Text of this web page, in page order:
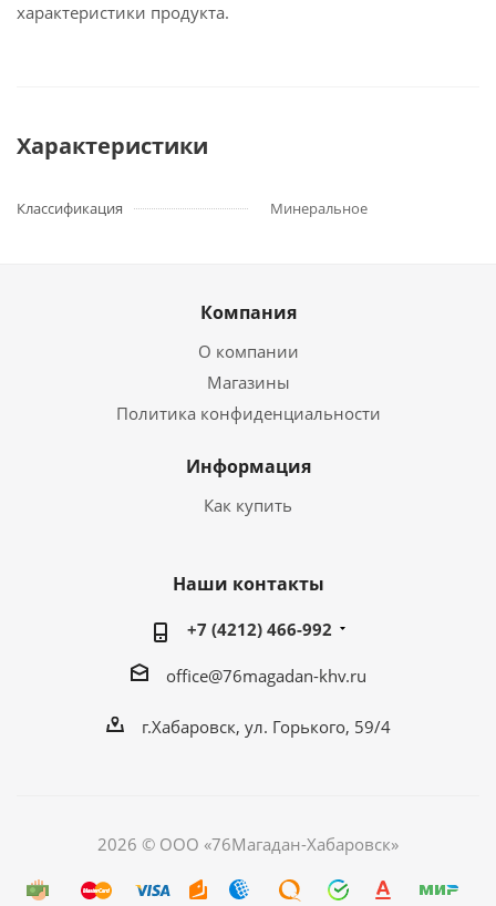
характеристики продукта.
Характеристики
Классификация Минеральное
Компания
О компании
Магазины
Политика конфиденциальности
Информация
Как купить
Наши контакты
+7 (4212) 466-992
office@76magadan-khv.ru
г.Хабаровск, ул. Горького, 59/4
2026 © ООО «76Магадан-Хабаровск»